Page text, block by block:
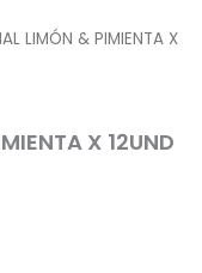
LIMÓN & PIMIENTA X
X 12UND